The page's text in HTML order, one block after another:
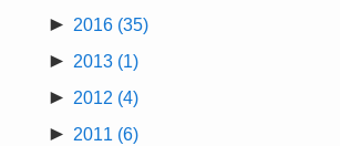
► 2016 (35)
► 2013 (1)
► 2012 (4)
► 2011 (6)